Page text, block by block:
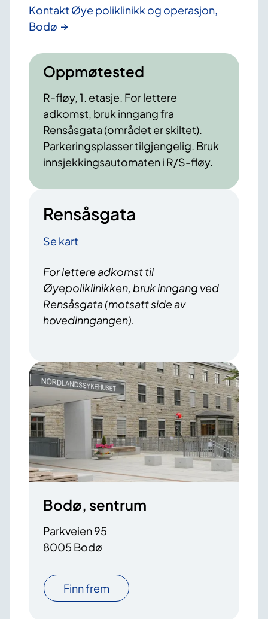
Kontakt Øye poliklinikk og operasjon,
Bodø
Oppmøtested
R-fløy, 1. etasje. For lettere
adkomst, bruk inngang fra
Rensåsgata (området er skiltet).
Parkeringsplasser tilgjengelig. Bruk
innsjekkingsautomaten i R/S-fløy.
Rensåsgata
Se kart
For lettere adkomst til
Øyepoliklinikken, bruk inngang ved
Rensåsgata (motsatt side av
hovedinngangen).
Bodø, sentrum
Parkveien 95
8005 Bodø
Finn frem